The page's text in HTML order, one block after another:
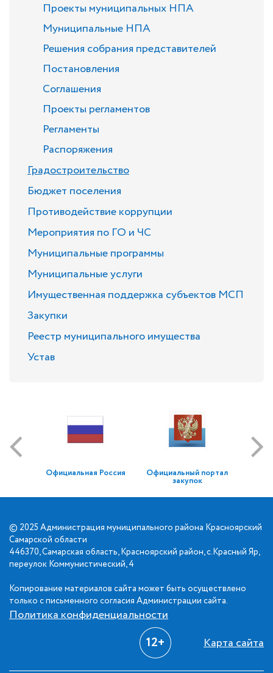
Проекты муниципальных НПА
Муниципальные НПА
Решения собрания представителей
Постановления
Соглашения
Проекты регламентов
Регламенты
Распоряжения
Градостроительство
Бюджет поселения
Противодействие коррупции
Мероприятия по ГО и ЧС
Муниципальные программы
Муниципальные услуги
Имущественная поддержка субъектов МСП
Закупки
Реестр муниципального имущества
Устав
Официальная Россия Официальный портал
закупок
© 2025 Администрация муниципального района Красноярский
Самарской области
446370, Самарская область, Красноярский район, с.Красный Яр,
переулок Коммунистический, 4
Копирование материалов сайта может быть осуществлено
только с письменного согласия Администрации сайта.
Политика конфиденциальности
12+ Карта сайта